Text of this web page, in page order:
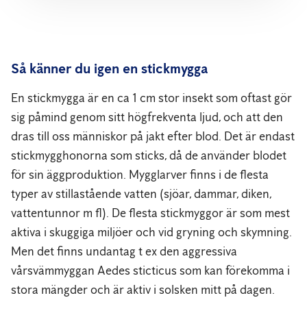
Så känner du igen en stickmygga
En stickmygga är en ca 1 cm stor insekt som oftast gör
sig påmind genom sitt högfrekventa ljud, och att den
dras till oss människor på jakt efter blod. Det är endast
stickmygghonorna som sticks, då de använder blodet
för sin äggproduktion. Mygglarver finns i de flesta
typer av stillastående vatten (sjöar, dammar, diken,
vattentunnor m fl). De flesta stickmyggor är som mest
aktiva i skuggiga miljöer och vid gryning och skymning.
Men det finns undantag t ex den aggressiva
vårsvämmyggan Aedes sticticus som kan förekomma i
stora mängder och är aktiv i solsken mitt på dagen.